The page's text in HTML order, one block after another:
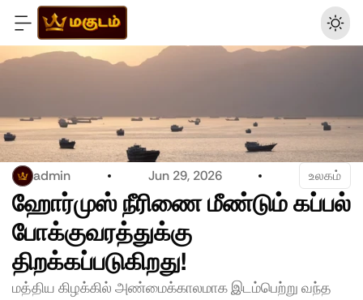
admin Jun 29, 2026 உலகம்
ஹோர்முஸ் நீரிணை மீண்டும் கப்பல்
போக்குவரத்துக்கு
திறக்கப்படுகிறது!
மத்திய கிழக்கில் அண்மைக்காலமாக இடம்பெற்று வந்த